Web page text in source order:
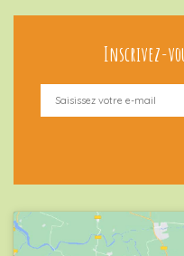
Inscrivez-